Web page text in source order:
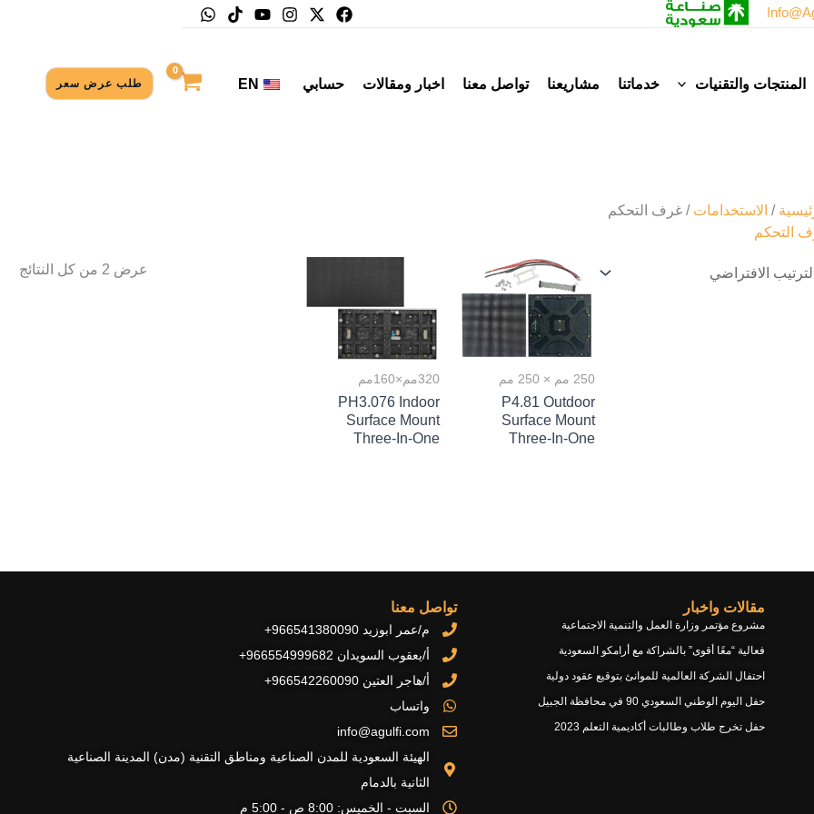
المنتجات والتقنيات خدماتنا مشاريعنا تواصل معنا اخبار ومقالات حسابي EN طلب عرض سعر
/ الاستخدامات / غرف التحكم
التحكم
عرض ⁦2⁩ من كل النتائج
250 مم × 250 مم
P4.81 Outdoor
Surface Mount
Three-In-One
320مم×160مم
PH3.076 Indoor
Surface Mount
Three-In-One
مقالات واخبار
مشروع مؤتمر وزارة العمل والتنمية الاجتماعية
فعالية “معًا أقوى” بالشراكة مع أرامكو السعودية
احتفال الشركة العالمية للموانئ بتوقيع عقود دولية
حفل اليوم الوطني السعودي 90 في محافظة الجبيل
حفل تخرج طلاب وطالبات أكاديمية التعلم 2023
تواصل معنا
م/عمر ابوزيد 966541380090+
أ/يعقوب السويدان 966554999682+
أ/هاجر العتين 966542260090+
واتساب
info@agulfi.com
الهيئة السعودية للمدن الصناعية ومناطق التقنية (مدن) المدينة الصناعية
الثانية بالدمام
السبت - الخميس: 8:00 ص - 5:00 م